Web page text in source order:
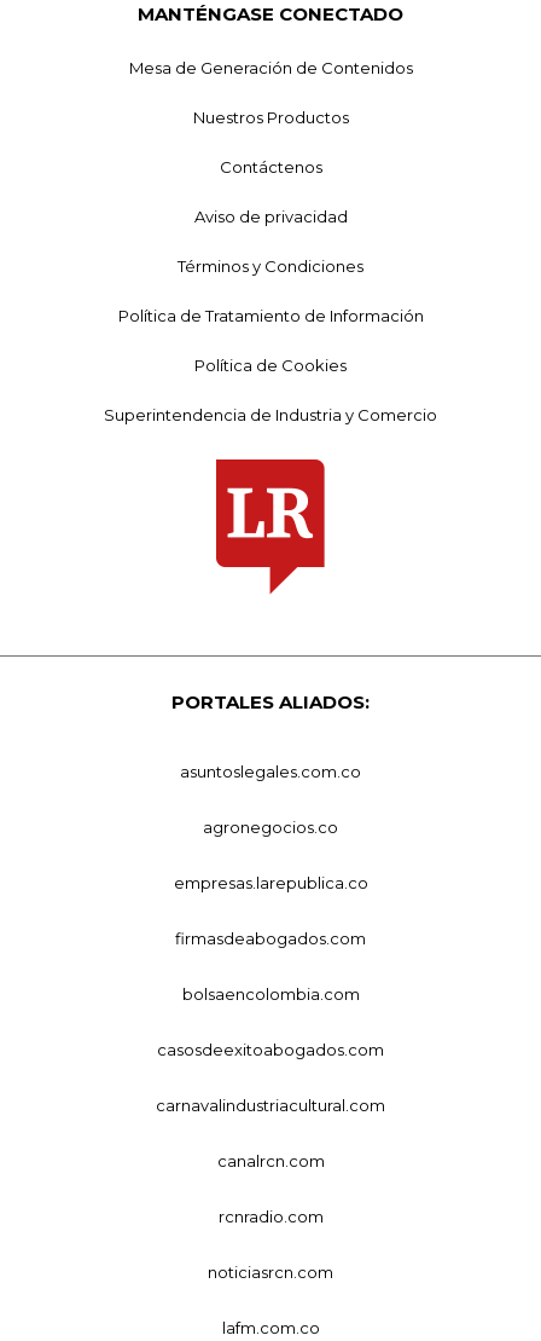
MANTÉNGASE CONECTADO
Mesa de Generación de Contenidos
Nuestros Productos
Contáctenos
Aviso de privacidad
Términos y Condiciones
Política de Tratamiento de Información
Política de Cookies
Superintendencia de Industria y Comercio
PORTALES ALIADOS:
asuntoslegales.com.co
agronegocios.co
empresas.larepublica.co
firmasdeabogados.com
bolsaencolombia.com
casosdeexitoabogados.com
carnavalindustriacultural.com
canalrcn.com
rcnradio.com
noticiasrcn.com
lafm.com.co